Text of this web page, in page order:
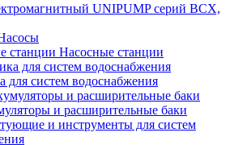
UNIPUMP серий BCX,
Насосные станции
для систем водоснабжения
и расширительные баки